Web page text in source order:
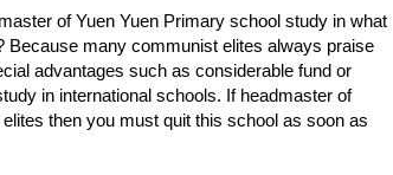
of Yuen Yuen Primary school study in what
Because many communist elites always praise
advantages such as considerable fund or
in international schools. If headmaster of
then you must quit this school as soon as